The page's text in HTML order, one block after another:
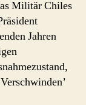
Militär Chiles
Jahren